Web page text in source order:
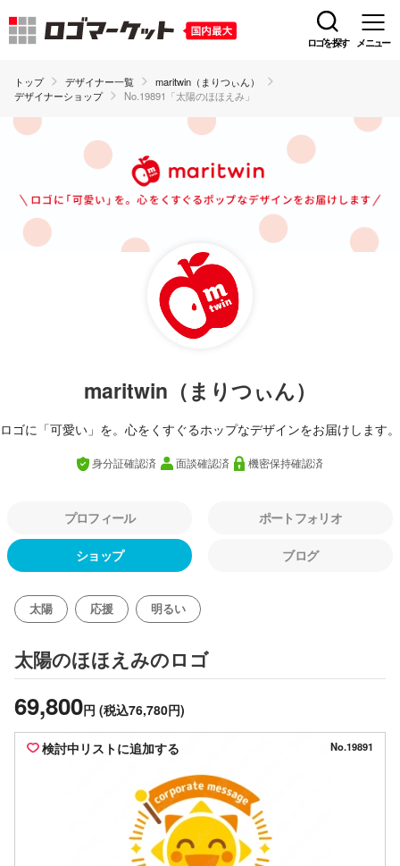
ロゴを探す メニュー
トップ デザイナー一覧
maritwin（まりつぃん）
デザイナーショップ
No.19891「太陽のほほえみ」
maritwin（まりつぃん）
ロゴに「可愛い」を。心をくすぐるホップなデザインをお届けします。
身分証確認済 面談確認済 機密保持確認済
プロフィール ポートフォリオ
ショップ ブログ
太陽 応援 明るい
太陽のほほえみのロゴ
69,800円 (税込76,780円)
検討中リストに追加する No.19891